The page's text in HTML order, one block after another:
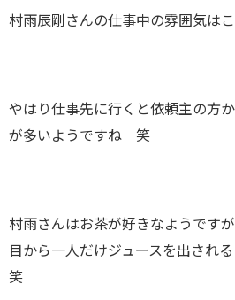
村雨辰剛さんの仕事中の雰囲気は
やはり仕事先に行くと依頼主の方
が多いようですね 笑
村雨さんはお茶が好きなようです
目から一人だけジュースを出され
笑